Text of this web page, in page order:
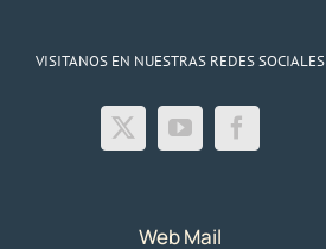
VISITANOS EN NUESTRAS REDES SOCIALES
Web Mail